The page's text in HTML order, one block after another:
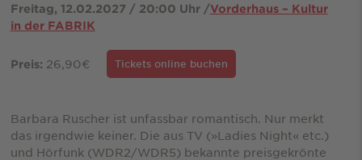
Freitag, 12.02.2027 / 20:00 Uhr /Vorderhaus – Kultur
in der FABRIK
Preis: 26,90€ Tickets online buchen
Barbara Ruscher ist unfassbar romantisch. Nur merkt
das irgendwie keiner. Die aus TV (»Ladies Night« etc.)
und Hörfunk (WDR2/WDR5) bekannte preisgekrönte